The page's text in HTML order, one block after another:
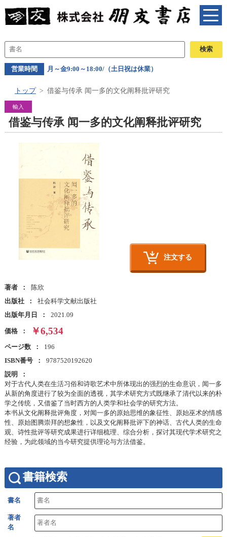
営業時間 月～金9:00～18:00/（土日祝は休業）
トップ 借鉴与传承 闻一多的文化阐释批评研究
輸入
借鉴与传承 闻一多的文化阐释批评研究
注文する
著者
陈欣
出版社
社会科学文献出版社
出版年月日
2021.09
価格 ￥6,534
ページ数
196
ISBN番号
9787520192620
説明
对于古代人类在生活习俗和诗歌艺术中所体现出的强烈的生命意识，闻一多
从新的角度进行了较为全面的透视，其学术研究方式既继承了清代以来的朴
学之传统，又借鉴了当时西方的人类学和社会学的研究方法。
本书从文化阐释批评角度，对闻一多的原始思维的象征性、原始巫术的情感
性、原始图腾崇拜的想象性，以及文化阐释批评下的神话、古代人类的生命
观、诗性批评等研究成果进行详细梳理、综合分析，探讨其现代学术研究之
经验，为此领域的当今研究提供理论与方法借鉴。
書籍検索
書名
著者
名